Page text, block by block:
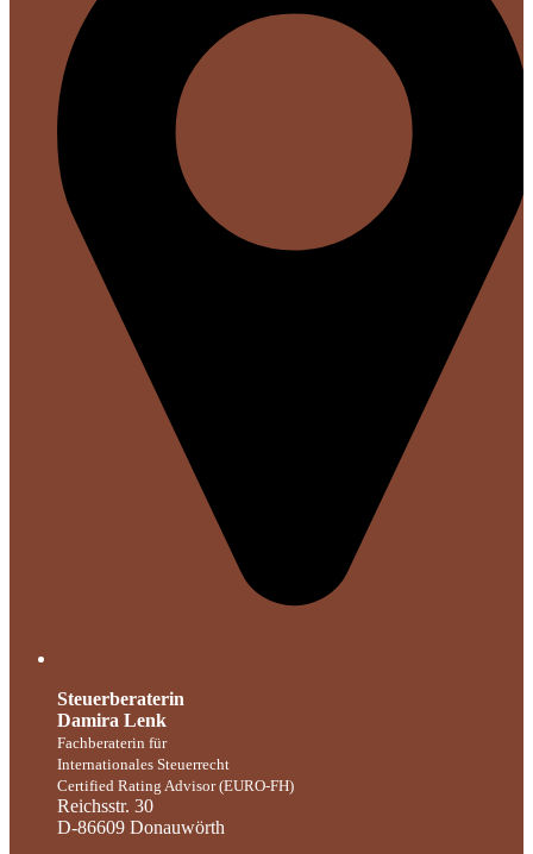
Steuerberaterin
Damira Lenk
Fachberaterin für
Internationales Steuerrecht
Certified Rating Advisor (EURO-FH)
Reichsstr. 30
D-86609 Donauwörth